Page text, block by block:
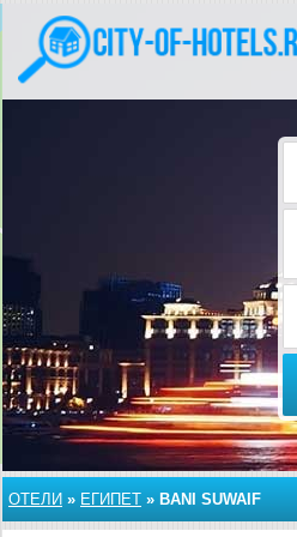
ОТЕЛИ » ЕГИПЕТ » BANI SUWAIF